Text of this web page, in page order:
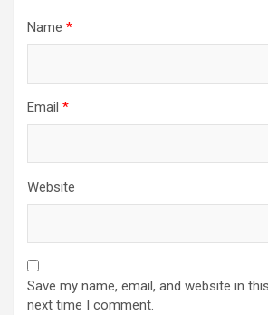
Name *
Email *
Website
Save my name, email, and website in
next time I comment.